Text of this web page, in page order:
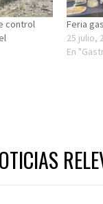
control
Feria
25 julio,
En